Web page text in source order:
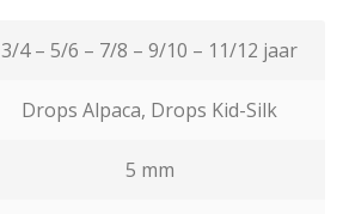
3/4 – 5/6 – 7/8 – 9/10 – 11/12 jaar
Drops Alpaca, Drops Kid-Silk
5 mm